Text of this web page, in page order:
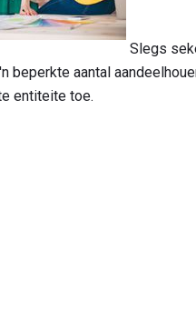
Slegs
beperkte aantal
entiteite toe.